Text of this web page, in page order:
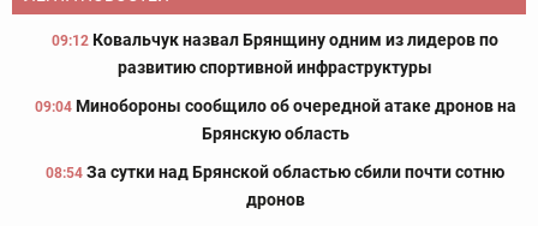
09:12 Ковальчук назвал Брянщину одним из лидеров по
развитию спортивной инфраструктуры
09:04 Минобороны сообщило об очередной атаке дронов на
Брянскую область
08:54 За сутки над Брянской областью сбили почти сотню
дронов